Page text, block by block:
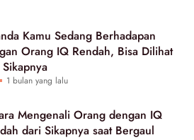
Kamu Sedang Berhadapan
Orang IQ Rendah, Bisa Dilihat
1 bulan yang lalu
Mengenali Orang dengan IQ
dari Sikapnya saat Bergaul